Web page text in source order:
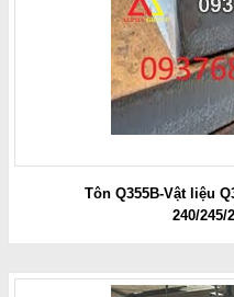
Tôn Q355B-Vật liệu
240/245/